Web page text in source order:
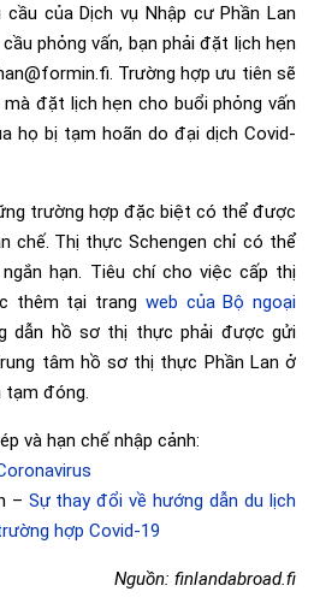
của Dịch vụ Nhập cư Phần Lan
phỏng vấn, bạn phải đặt lịch hẹn
Trường hợp ưu tiên sẽ
đặt lịch hẹn cho buổi phỏng vấn
họ bị tạm hoãn do đại dịch Covid-
trường hợp đặc biệt có thể được
chế. Thị thực Schengen chỉ có thể
hạn. Tiêu chí cho việc cấp thị
thêm tại trang web của Bộ ngoại
dẫn hồ sơ thị thực phải được gửi
tâm hồ sơ thị thực Phần Lan ở
tạm đóng.
và hạn chế nhập cảnh:
– Sự thay đổi về hướng dẫn du lịch
hợp Covid-19
Nguồn: finlandabroad.fi